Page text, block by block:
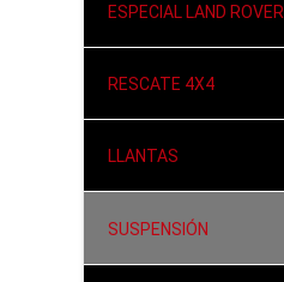
ESPECIAL LAND ROVER
RESCATE 4X4
LLANTAS
SUSPENSIÓN